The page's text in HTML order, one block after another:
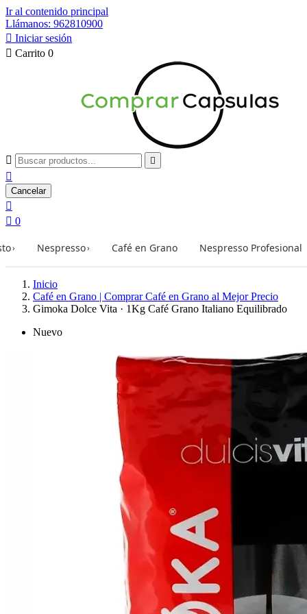
Ir al contenido principal
Llámanos: 962810900
 Iniciar sesión
 Carrito 0
 

Cancelar

 0
› Nespresso› Café en Grano Nespresso Profesional
Inicio
Café en Grano | Comprar Café en Grano al Mejor Precio
Gimoka Dolce Vita · 1Kg Café Grano Italiano Equilibrado
Nuevo